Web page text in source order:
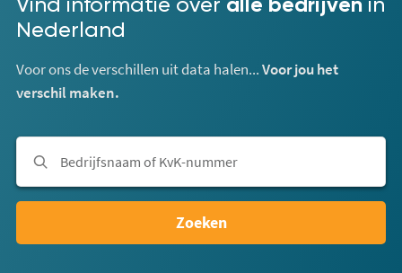
Vind informatie over alle bedrijven in
Nederland
Voor ons de verschillen uit data halen...Voor jou het
verschil maken.
Zoeken